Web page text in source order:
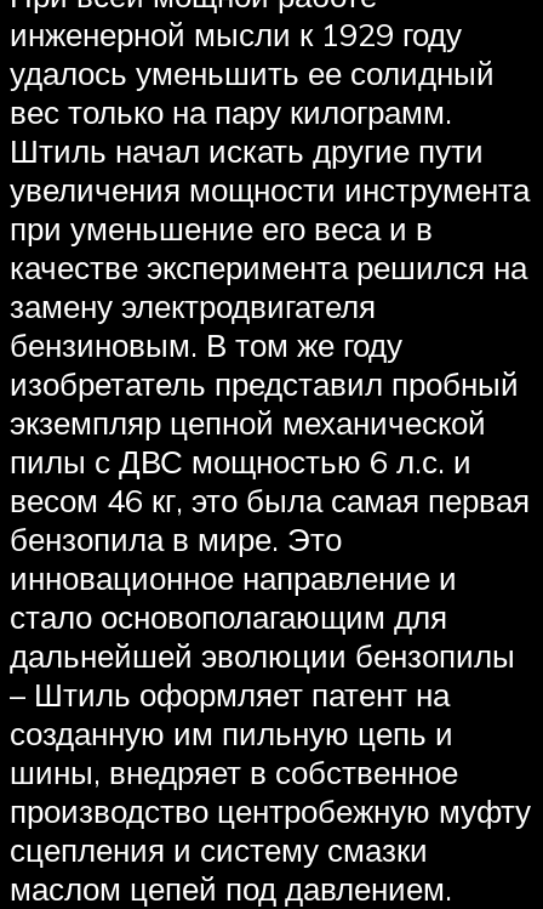
инженерной мысли к 1929 году
удалось уменьшить ее солидный
вес только на пару килограмм.
Штиль начал искать другие пути
увеличения мощности инструмента
при уменьшение его веса и в
качестве эксперимента решился на
замену электродвигателя
бензиновым. В том же году
изобретатель представил пробный
экземпляр цепной механической
пилы с ДВС мощностью 6 л.с. и
весом 46 кг, это была самая первая
бензопила в мире. Это
инновационное направление и
стало основополагающим для
дальнейшей эволюции бензопилы
– Штиль оформляет патент на
созданную им пильную цепь и
шины, внедряет в собственное
производство центробежную муфту
сцепления и систему смазки
маслом цепей под давлением.